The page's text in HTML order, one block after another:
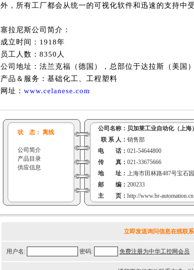
外，所有工厂都会从统一的可视化软件和迅速的支持中受
塞拉尼斯公司简介：
成立时间：1918年
员工人数：8350人
公司地址：法兰克福（德国），总部位于达拉斯（美国）
产品＆服务：基础化工、工程塑料
网址： www.celanese.com
状 态： 离线
公司简介
产品目录
供应信息
公司名称： 贝加莱工业自动化（上海
联 系 人： 销售部
电 话： 021-54644800
传 真： 021-33675666
地 址： 上海市田林路487号宝石
邮 编： 200233
主 页： http://www.br-automation.cn
立即发送询问信息在线联
用户名: 密码: 免费注册为中华工控网会员